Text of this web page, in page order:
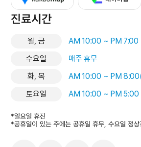
진료시간
월, 금
AM 10:00 ~ PM 7:00
수요일
매주 휴무
화, 목
AM 10:00 ~ PM 8:00(
토요일
AM 10:00 ~ PM 5:00
*일요일 휴진
*공휴일이 있는 주에는 공휴일 휴무, 수요일 정상